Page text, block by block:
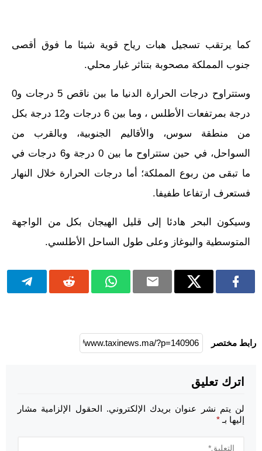
كما يرتقب تسجيل هبات رياح قوية شيئا ما فوق أقصى
جنوب المملكة مصحوبة بتناثر غبار محلي.
وستتراوح درجات الحرارة الدنيا ما بين ناقص 5 درجات و0
درجة بمرتفعات الأطلس ، وما بين 6 درجات و12 درجة بكل
من منطقة سوس، والأقاليم الجنوبية، وبالقرب من
السواحل، في حين ستتراوح ما بين 0 درجة و6 درجات في
ما تبقى من ربوع المملكة؛ أما درجات الحرارة خلال النهار
فستعرف ارتفاعا طفيفا.
وسيكون البحر هادئا إلى قليل الهيجان بكل من الواجهة
المتوسطية والبوغاز وعلى طول الساحل الأطلسي.
رابط مختصر
اترك تعليق
لن يتم نشر عنوان بريدك الإلكتروني. الحقول الإلزامية مشار
إليها بـ*